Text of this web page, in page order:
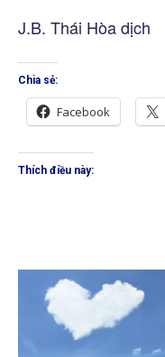
J.B. Thái Hòa dịch
Chia sẻ:
Facebook
Thích điều này: